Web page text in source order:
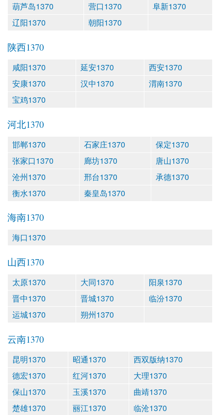
葫芦岛1370
营口1370
阜新1370
辽阳1370
朝阳1370
陕西1370
咸阳1370 延安1370
西安1370
安康1370
汉中1370
渭南1370
宝鸡1370
河北1370
邯郸1370 石家庄1370
保定1370
张家口1370
廊坊1370
唐山1370
沧州1370
邢台1370
承德1370
衡水1370
秦皇岛1370
海南1370
海口1370
山西1370
太原1370 大同1370
阳泉1370
晋中1370
晋城1370
临汾1370
运城1370
朔州1370
云南1370
昆明1370 昭通1370
西双版纳1370
德宏1370
红河1370
大理1370
保山1370
玉溪1370
曲靖1370
楚雄1370
丽江1370 临沧1370